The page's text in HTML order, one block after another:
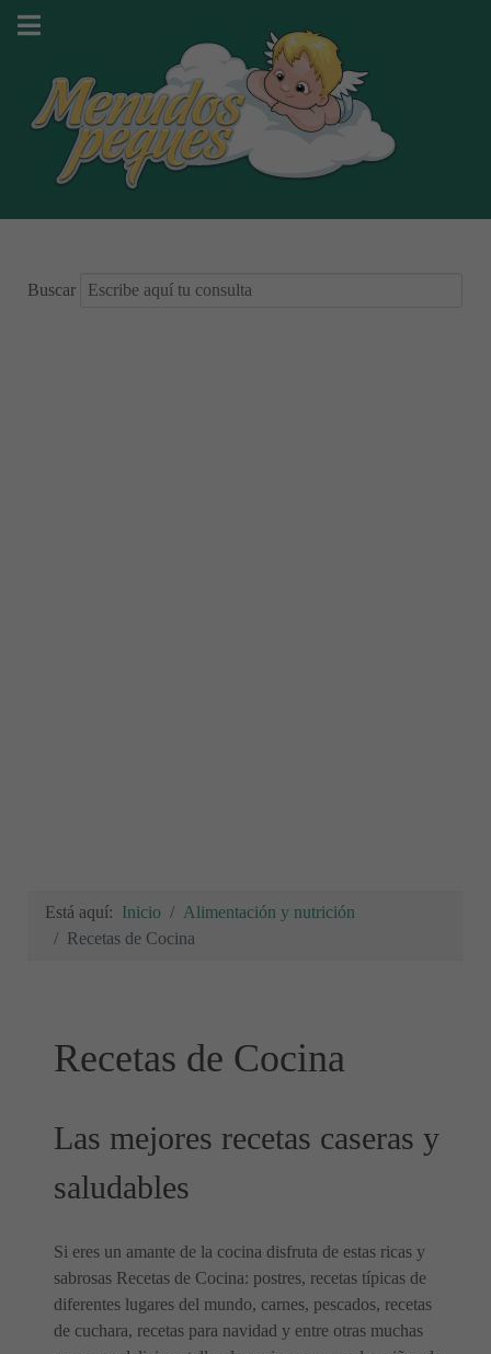
Buscar
Está aquí: Inicio
Alimentación y nutrición
Recetas de Cocina
Recetas de Cocina
Las mejores recetas caseras y
saludables
Si eres un amante de la cocina disfruta de estas ricas y
sabrosas Recetas de Cocina: postres, recetas típicas de
diferentes lugares del mundo, carnes, pescados, recetas
de cuchara, recetas para navidad y entre otras muchas